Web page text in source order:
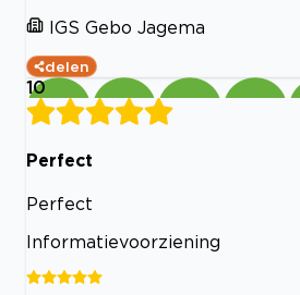
IGS Gebo Jagema
delen
10
Perfect
Perfect
Informatievoorziening